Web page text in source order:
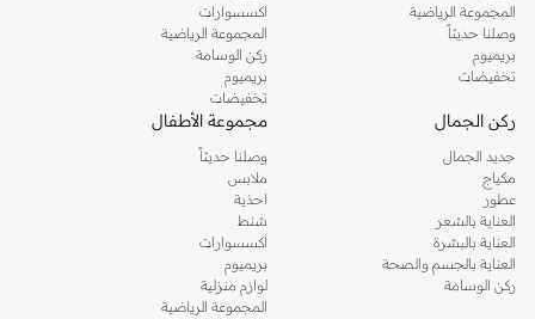
المجموعة الرياضية
وصلنا حديثاً
بريميوم
تخفيضات
اكسسوارات
المجموعة الرياضية
ركن الوسامة
بريميوم
تخفيضات
ركن الجمال
جديد الجمال
مكياج
عطور
العناية بالشعر
العناية بالبشرة
العناية بالجسم والصحة
ركن الوسامة
مجموعة الأطفال
وصلنا حديثاً
ملابس
احذية
شنط
اكسسوارات
بريميوم
لوازم منزلية
المجموعة الرياضية